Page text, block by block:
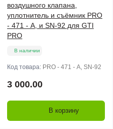
воздушного клапана,
уплотнитель и съёмник PRO
- 471 - А, и SN-92 для GTI
PRO
В наличии
Код товара: PRO - 471 - А, SN-92
3 000.00
В корзину